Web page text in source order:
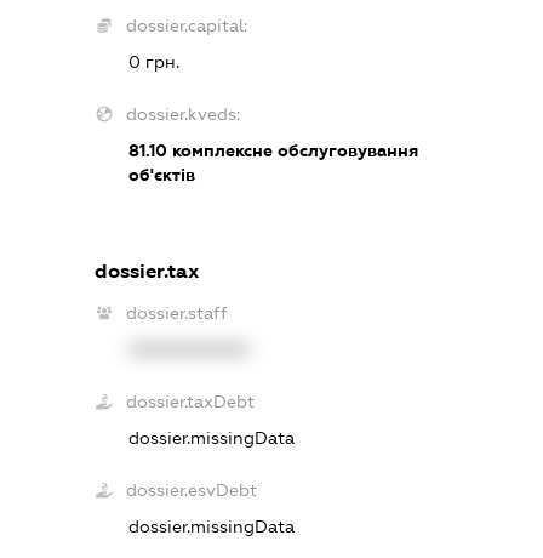
dossier.capital:
0 грн.
dossier.kveds:
81.10комплексне обслуговування
об'єктів
dossier.tax
dossier.staff
dossier.taxDebt
dossier.missingData
dossier.esvDebt
dossier.missingData